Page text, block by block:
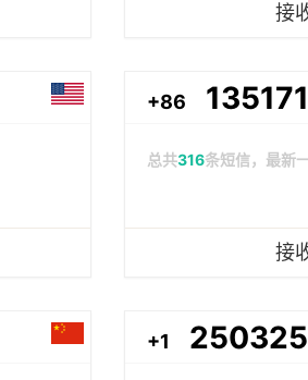
接
+86
总共316条短信，最新
接
+1